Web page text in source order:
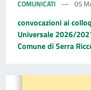
COMUNICATI 05
convocazioni ai
Universale 2026/
Comune di Serra